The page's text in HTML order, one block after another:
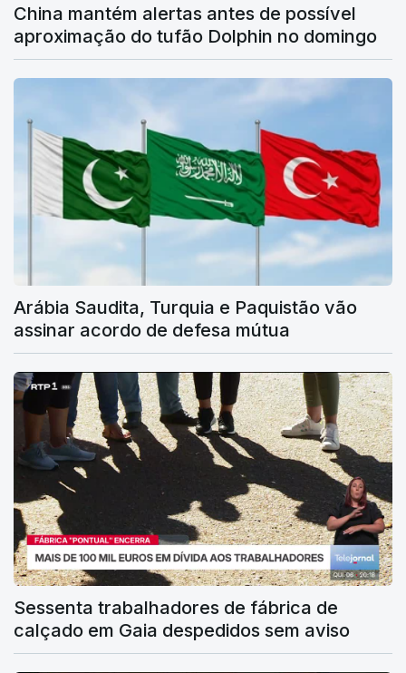
China mantém alertas antes de possível
aproximação do tufão Dolphin no domingo
Arábia Saudita, Turquia e Paquistão vão
assinar acordo de defesa mútua
Sessenta trabalhadores de fábrica de
calçado em Gaia despedidos sem aviso